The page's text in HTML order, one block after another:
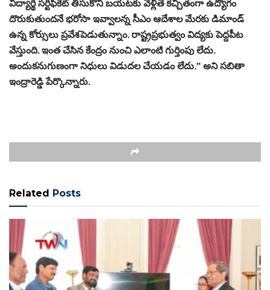
విద్యార్థి సర్టిఫికెట్ తీసుకొని బయటకు వెళ్లితే కచ్చితంగా ఉద్యోగం
దొరుకుతుందనే భరోసా ఇవ్వాలన్న సీఎం ఆదేశాల మేరకు డిమాండ్
ఉన్న కోర్సులు ప్రవేశపెడుతున్నాం. రాష్ట్రప్రభుత్వం విద్యకు పెద్దపీట
వేస్తుంది. ఇంత చేసిన కేంద్రం నుంచి ఎలాంటి గుర్తింపు లేదు.
అందుకనుగుణంగా నిధులు విడుదల చేయడం లేదు.” అని సబితా
ఇంద్రారెడ్డి పేర్కొన్నారు.
Related Posts